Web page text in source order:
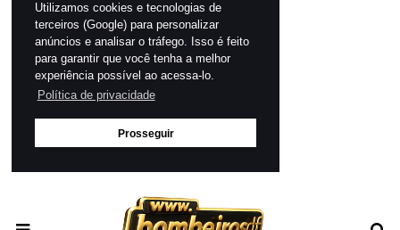
Utilizamos cookies e tecnologias de
terceiros (Google) para personalizar
anúncios e analisar o tráfego. Isso é feito
para garantir que você tenha a melhor
experiência possível ao acessa-lo.
Política de privacidade
Prosseguir